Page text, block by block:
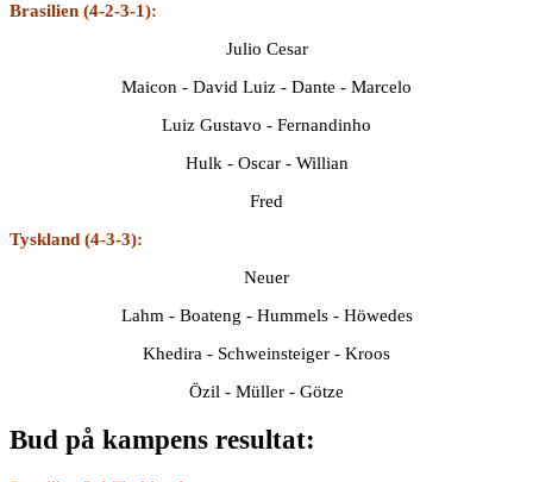
Brasilien (4-2-3-1):
Julio Cesar
Maicon - David Luiz - Dante - Marcelo
Luiz Gustavo - Fernandinho
Hulk - Oscar - Willian
Fred
Tyskland (4-3-3):
Neuer
Lahm - Boateng - Hummels - Höwedes
Khedira - Schweinsteiger - Kroos
Özil - Müller - Götze
Bud på kampens resultat: